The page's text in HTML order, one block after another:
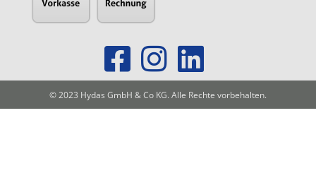
© 2023 Hydas GmbH & Co KG. Alle Rechte vorbehalten.